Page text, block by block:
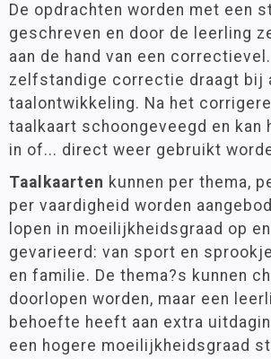
Kinheim
Klassenmanagement
Oefenstof
Paletti
Rekenen
Stenvert
Taal
Techniek
Wereldoriëntatie
STEAM
Engels
Wetenschap en techniek
Leeftijd
6 - 9 jaar(5)
9 - 12 jaar(1)
Materiaalkeuze
Opdracht- en oefenkaarten(4)
Pakketten
Merk
Kinheim (5)
Filter op prijs
De opdrachten worden met een
geschreven en door de leerling
aan de hand van een
zelfstandige correctie draagt bij
taalontwikkeling. Na het
taalkaart schoongeveegd en kan
in of... direct weer gebruikt
Taalkaarten kunnen per thema,
per vaardigheid worden
lopen in moeilijkheidsgraad op
gevarieerd: van sport en
en familie. De thema?s kunnen
doorlopen worden, maar een
behoefte heeft aan extra
een hogere moeilijkheidsgraad